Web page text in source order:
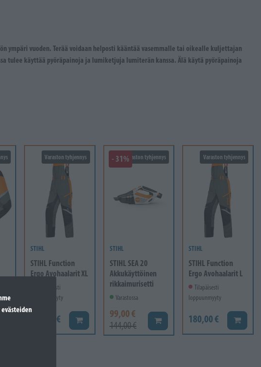
ympäri vuoden. Terää voidaan helposti kääntää vasemmalle tai oikealle kuljettajan
tulee käyttää pyöräpainoja ja lumiketjuja lumiterän kanssa. Älä käytä pyöräpainoja
Varaston tyhjennys
STIHL
STIHL Function
Ergo Avohaalarit XL
Tilapäisesti
loppuunmyyty
180,00 € Lisää koriin
Varaston tyhjennys
- 31%
STIHL
STIHL SEA 20
Akkukäyttöinen
rikkaimurisetti
Varastossa
99,00 €
144,00 € Lisää koriin
Varaston tyhjennys
STIHL
STIHL Function
Ergo Avohaalarit L
Tilapäisesti
loppuunmyyty
180,00 € Lisää